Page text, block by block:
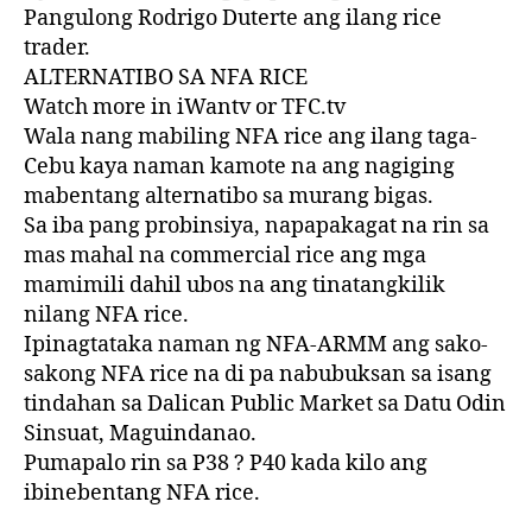
Pangulong Rodrigo Duterte ang ilang rice
trader.
ALTERNATIBO SA NFA RICE
Watch more in iWantv or TFC.tv
Wala nang mabiling NFA rice ang ilang taga-
Cebu kaya naman kamote na ang nagiging
mabentang alternatibo sa murang bigas.
Sa iba pang probinsiya, napapakagat na rin sa
mas mahal na commercial rice ang mga
mamimili dahil ubos na ang tinatangkilik
nilang NFA rice.
Ipinagtataka naman ng NFA-ARMM ang sako-
sakong NFA rice na di pa nabubuksan sa isang
tindahan sa Dalican Public Market sa Datu Odin
Sinsuat, Maguindanao.
Pumapalo rin sa P38 ? P40 kada kilo ang
ibinebentang NFA rice.